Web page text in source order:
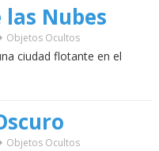
las Nubes
Objetos Ocultos
ciudad flotante en el
Objetos Ocultos